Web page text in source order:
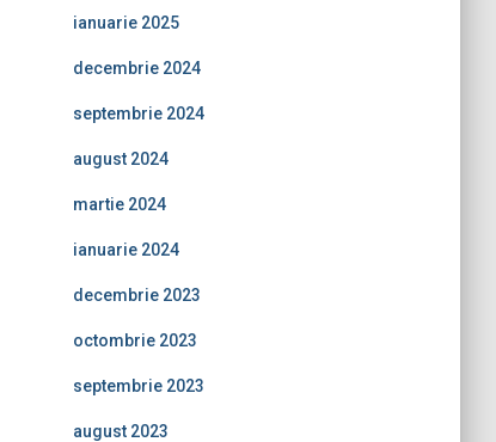
ianuarie 2025
decembrie 2024
septembrie 2024
august 2024
martie 2024
ianuarie 2024
decembrie 2023
octombrie 2023
septembrie 2023
august 2023